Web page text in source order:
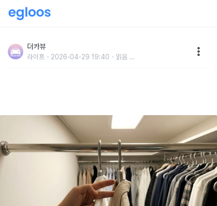
룸에 효율적으로 옷을 보관하는 방법
더카뷰
라이프 2026-04-29 19:40 읽음 ...